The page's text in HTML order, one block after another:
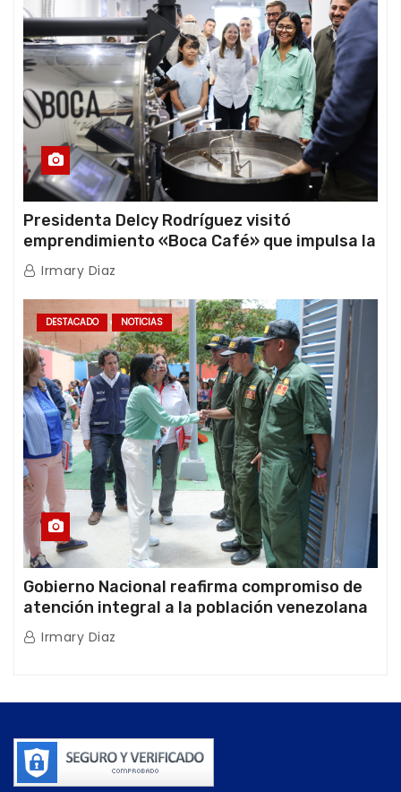
Presidenta Delcy Rodríguez visitó
emprendimiento «Boca Café» que impulsa la
producción nacional hacia mercados
internacionales
Irmary Diaz
DESTACADO NOTICIAS
Gobierno Nacional reafirma compromiso de
atención integral a la población venezolana
tras doblete sísmico
Irmary Diaz